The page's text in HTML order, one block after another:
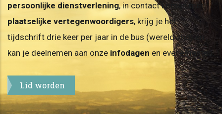
persoonlijke dienstverlening, in contact komen met
plaatselijke vertegenwoordigers, krijg je het
tijdschrift drie keer per jaar in de bus (wereldwijd) en
kan je deelnemen aan onze infodagen en evenementen.
Lid worden